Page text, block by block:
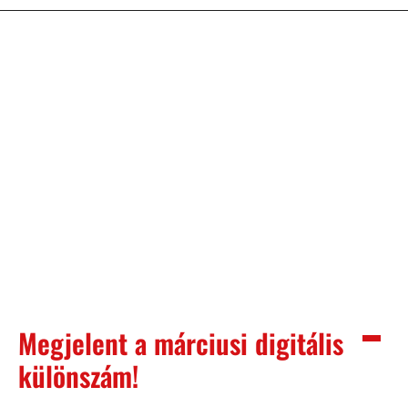
Megjelent a márciusi digitális
különszám!